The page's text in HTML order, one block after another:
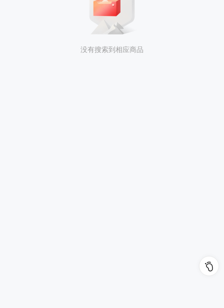
没有搜索到相应商品